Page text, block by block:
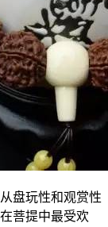
盘玩性和观赏性
菩提中最受欢